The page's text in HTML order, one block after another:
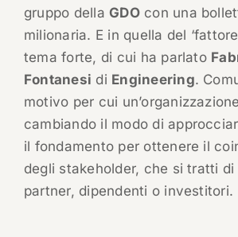
gruppo dellaGDOcon una
milionaria. E in quella del
tema forte, di cui ha parlato
Fontanesi di Engineering.
motivo per cui
cambiando il modo di
il fondamento per ottenere il
degli stakeholder, che si tratti di
partner, dipendenti o investitori.